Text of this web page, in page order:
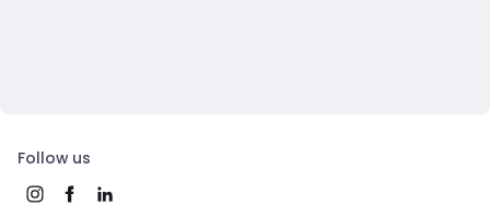
Follow us